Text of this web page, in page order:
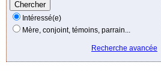
Intéressé(e)
Mère, conjoint, témoins, parrain...
Recherche avancée